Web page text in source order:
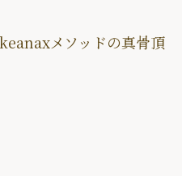
メソッドの真骨頂